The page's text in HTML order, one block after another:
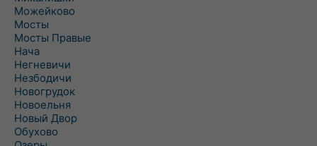
Можейково
Мосты
Мосты Правые
Нача
Негневичи
Незбодичи
Новогрудок
Новоельня
Новый Двор
Обухово